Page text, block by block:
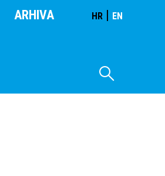
ARHIVA HR | EN